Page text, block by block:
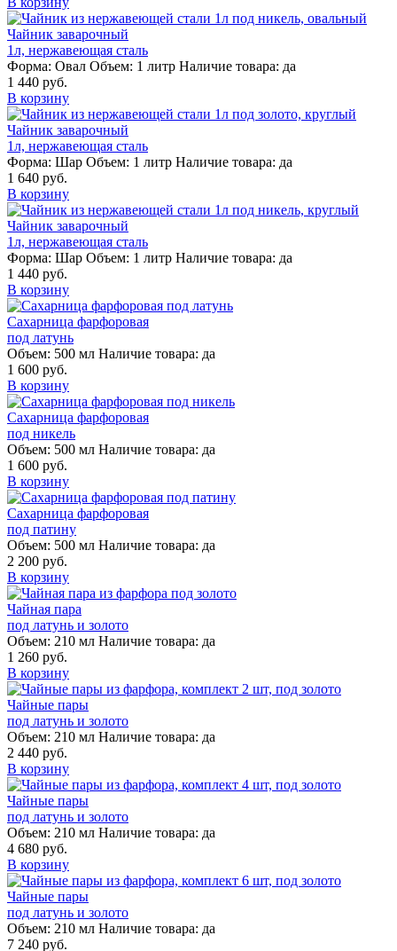
Чайник заварочный
1л, нержавеющая сталь
Форма: Овал Объем: 1 литр Наличие товара: да
1 440 руб.
В корзину
Чайник заварочный
1л, нержавеющая сталь
Форма: Шар Объем: 1 литр Наличие товара: да
1 640 руб.
В корзину
Чайник заварочный
1л, нержавеющая сталь
Форма: Шар Объем: 1 литр Наличие товара: да
1 440 руб.
В корзину
Сахарница фарфоровая
под латунь
Объем: 500 мл Наличие товара: да
1 600 руб.
В корзину
Сахарница фарфоровая
под никель
Объем: 500 мл Наличие товара: да
1 600 руб.
В корзину
Сахарница фарфоровая
под патину
Объем: 500 мл Наличие товара: да
2 200 руб.
В корзину
Чайная пара
под латунь и золото
Объем: 210 мл Наличие товара: да
1 260 руб.
В корзину
Чайные пары
под латунь и золото
Объем: 210 мл Наличие товара: да
2 440 руб.
В корзину
Чайные пары
под латунь и золото
Объем: 210 мл Наличие товара: да
4 680 руб.
В корзину
Чайные пары
под латунь и золото
Объем: 210 мл Наличие товара: да
7 240 руб.